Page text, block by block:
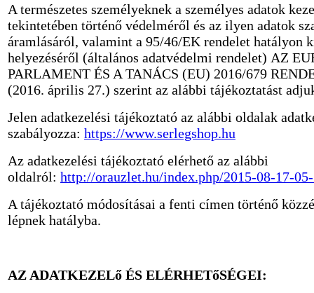
A természetes személyeknek a személyes adatok
tekintetében történő védelméről és az ilyen adatok
áramlásáról, valamint a 95/46/EK rendelet hatályon
helyezéséről (általános adatvédelmi rendelet) AZ
PARLAMENT ÉS A TANÁCS (EU) 2016/679
(2016. április 27.) szerint az alábbi tájékoztatást
Jelen adatkezelési tájékoztató az alábbi oldalak
szabályozza: https://www.serlegshop.hu
Az adatkezelési tájékoztató elérhető az alábbi
oldalról: http://orauzlet.hu/index.php/2015-08-17-
A tájékoztató módosításai a fenti címen történő
lépnek hatályba.
AZ ADATKEZELő ÉS ELÉRHETőSÉGEI: